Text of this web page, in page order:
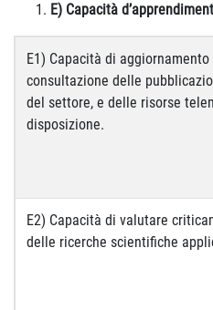
E) Capacità
E1) Capacità di
consultazione delle
del settore, e delle risorse
disposizione.
E2) Capacità di valutare
delle ricerche scientifiche